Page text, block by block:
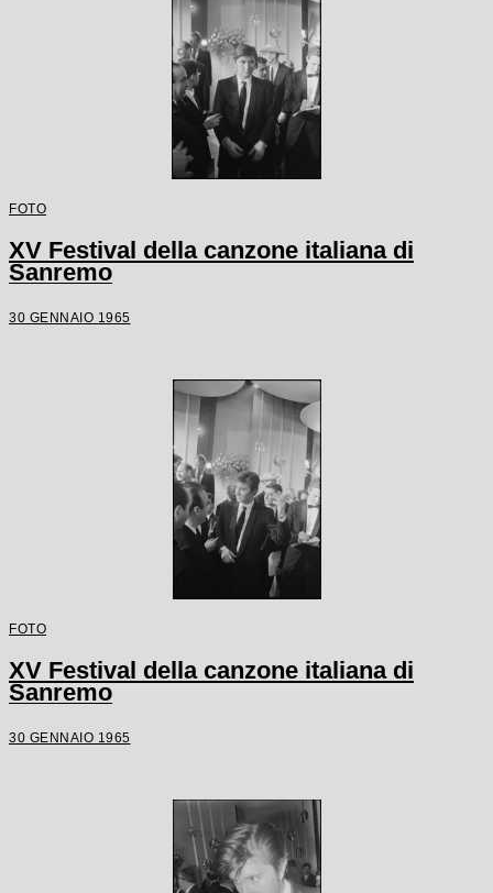
FOTO
XV Festival della canzone italiana di
Sanremo
30 GENNAIO 1965
FOTO
XV Festival della canzone italiana di
Sanremo
30 GENNAIO 1965